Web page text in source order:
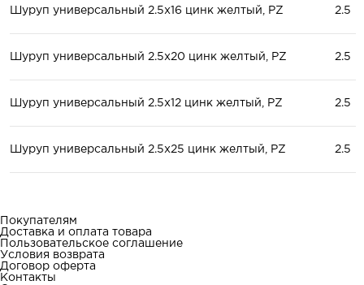
Шуруп универсальный 2.5x16 цинк желтый, PZ 2.5
Шуруп универсальный 2.5x20 цинк желтый, PZ 2.5
Шуруп универсальный 2.5x12 цинк желтый, PZ 2.5
Шуруп универсальный 2.5x25 цинк желтый, PZ 2.5
Покупателям
Доставка и оплата товара
Пользовательское соглашение
Условия возврата
Договор оферта
Контакты